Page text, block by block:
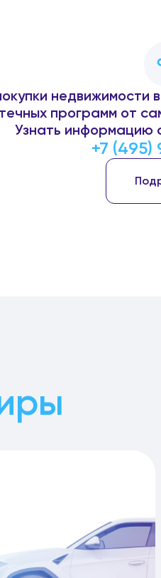
недвижимости
программ от
Узнать информацию
+7